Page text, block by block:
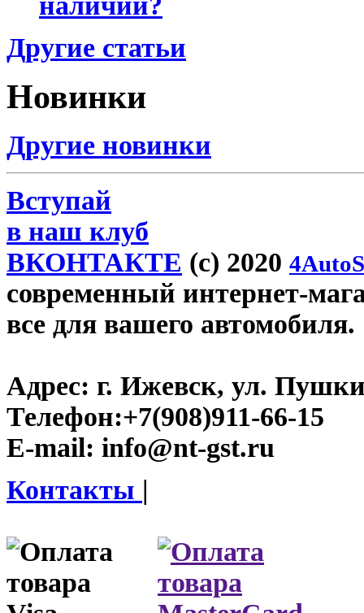
Другие статьи
Новинки
Другие новинки
Вступай
в наш клуб
ВКОНТАКТЕ (c) 2020
современный интернет-
все для вашего автомобиля.
Адрес: г. Ижевск, ул.
Телефон:+7(908)911-66-15
E-mail: info@nt-gst.ru
Контакты |